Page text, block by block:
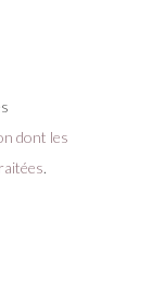
dont les
.